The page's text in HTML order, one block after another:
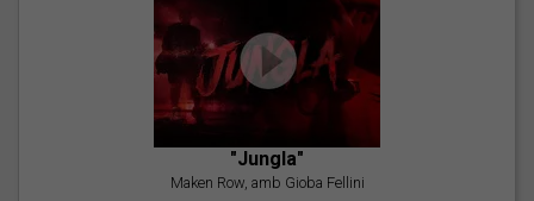
"Jungla"
Maken Row, amb Gioba Fellini